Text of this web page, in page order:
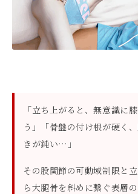
「立ち上がると、無意識に
う」「骨盤の付け根が硬く
きが鈍い…」
その股関節の可動域制限と
ら大腿骨を斜めに繋ぐ表層